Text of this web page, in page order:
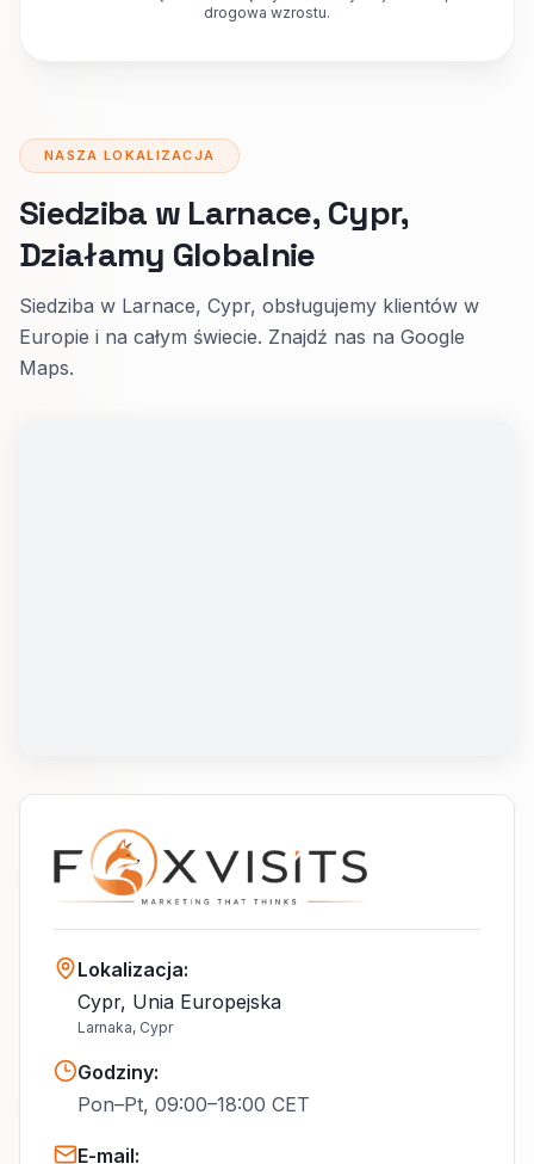
drogowa wzrostu.
NASZA LOKALIZACJA
Siedziba w Larnace, Cypr,
Działamy Globalnie
Siedziba w Larnace, Cypr, obsługujemy klientów w
Europie i na całym świecie. Znajdź nas na Google
Maps.
Lokalizacja:
Cypr, Unia Europejska
Larnaka, Cypr
Godziny:
Pon–Pt, 09:00–18:00 CET
E-mail: